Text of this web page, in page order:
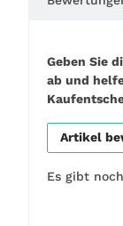
Geben Sie
ab und
Artikel
Es gibt